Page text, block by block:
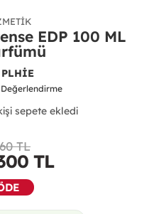
EDP 100 ML
PLHİE
Değerlendirme
sepete ekledi
TL
TL